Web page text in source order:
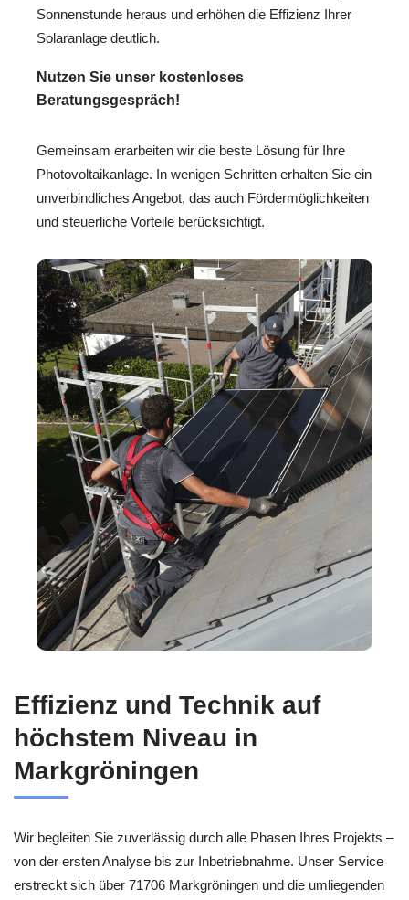
Sonnenstunde heraus und erhöhen die Effizienz Ihrer
Solaranlage deutlich.
Nutzen Sie unser kostenloses
Beratungsgespräch!
Gemeinsam erarbeiten wir die beste Lösung für Ihre
Photovoltaikanlage. In wenigen Schritten erhalten Sie ein
unverbindliches Angebot, das auch Fördermöglichkeiten
und steuerliche Vorteile berücksichtigt.
Effizienz und Technik auf
höchstem Niveau in
Markgröningen
Wir begleiten Sie zuverlässig durch alle Phasen Ihres Projekts –
von der ersten Analyse bis zur Inbetriebnahme. Unser Service
erstreckt sich über 71706 Markgröningen und die umliegenden